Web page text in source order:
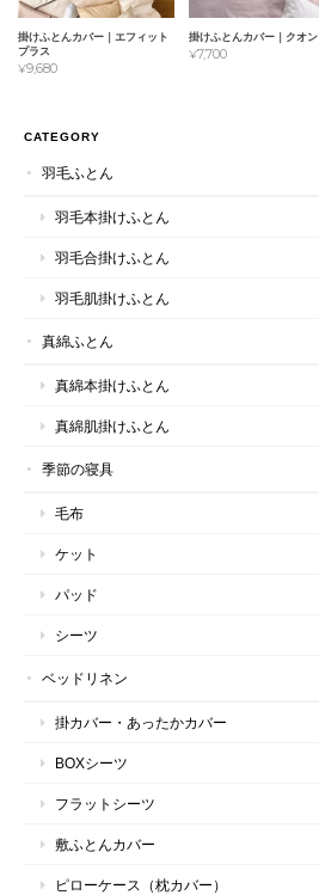
掛けふとんカバー｜エフィット
プラス
¥9,680
掛けふとんカバー｜クオン
¥7,700
CATEGORY
羽毛ふとん
羽毛本掛けふとん
羽毛合掛けふとん
羽毛肌掛けふとん
真綿ふとん
真綿本掛けふとん
真綿肌掛けふとん
季節の寝具
毛布
ケット
パッド
シーツ
ベッドリネン
掛カバー・あったかカバー
BOXシーツ
フラットシーツ
敷ふとんカバー
ピローケース（枕カバー）